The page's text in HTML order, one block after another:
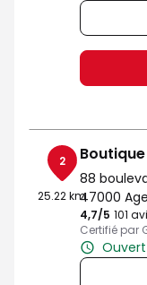
2
25.22 km
Boutique
88
47000
4,7/5 Note de
101
Certifié par
Ouvert